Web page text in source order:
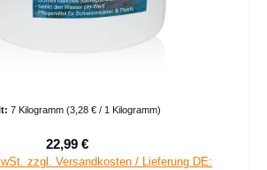
7 Kilogramm (3,28 € / 1 Kilogramm)
Verkaufspreis:
22,99 €
zzgl. Versandkosten / Lieferung DE: